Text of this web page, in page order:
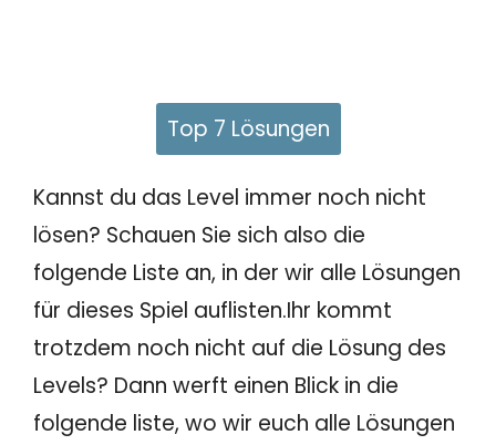
Top 7 Lösungen
Kannst du das Level immer noch nicht
lösen? Schauen Sie sich also die
folgende Liste an, in der wir alle Lösungen
für dieses Spiel auflisten.Ihr kommt
trotzdem noch nicht auf die Lösung des
Levels? Dann werft einen Blick in die
folgende liste, wo wir euch alle Lösungen